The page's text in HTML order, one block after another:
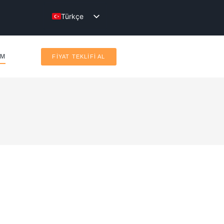
Türkçe
FİYAT TEKLİFİ AL